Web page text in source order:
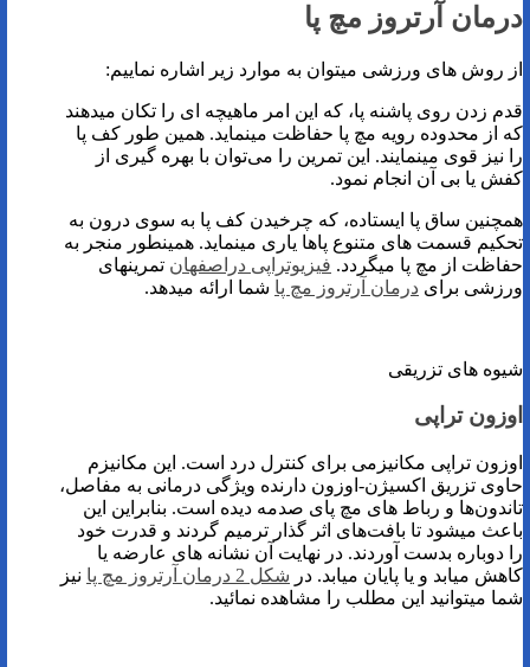
درمان آرتروز مچ پا
از روش های ورزشی میتوان به موارد زیر اشاره نماییم:
قدم زدن روی پاشنه پا، که این امر ماهیچه ای را تکان میدهند
که از محدوده رویه مچ پا حفاظت مینماید. همین طور کف پا
را نیز قوی مینمایند. این تمرین را می‌توان با بهره گیری از
کفش یا بی آن انجام نمود.
همچنین ساق پا ایستاده، که چرخیدن کف پا به سوی درون به
تحکیم قسمت ‌های متنوع پاها یاری مینماید. همینطور منجر به
حفاظت از مچ پا میگردد. فیزیوتراپی دراصفهان تمرینهای
ورزشی برای درمان آرتروز مچ پا شما ارائه میدهد.
شیوه های تزریقی
اوزون تراپی
اوزون تراپی مکانیزمی برای کنترل درد است. این مکانیزم
حاوی تزریق اکسیژن-اوزون دارنده ویژگی درمانی به مفاصل،
تاندون‌ها و رباط‌ های مچ پای صدمه ‌دیده است. بنابراین این
باعث میشود تا بافت‌های اثر گذار ترمیم گردند و قدرت خود
را دوباره بدست آوردند. در نهایت آن نشانه های عارضه یا
کاهش میابد و یا پایان میابد. در شکل 2 درمان آرتروز مچ پا
نیز
شما میتوانید این مطلب را مشاهده نمائید.